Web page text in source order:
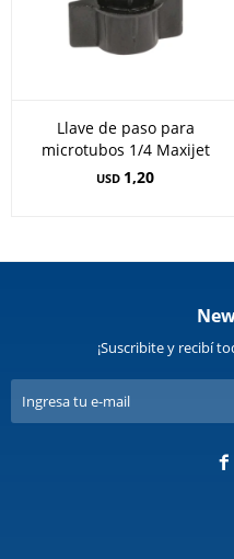
Llave de paso para
microtubos 1/4 Maxijet
USD 1,20
¡Suscribite y recibí
